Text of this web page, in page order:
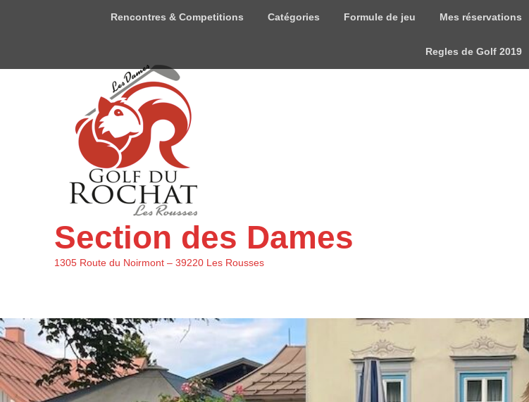
Rencontres & Competitions Catégories Formule de jeu Mes réservations
Regles de Golf 2019
Section des Dames
1305 Route du Noirmont – 39220 Les Rousses